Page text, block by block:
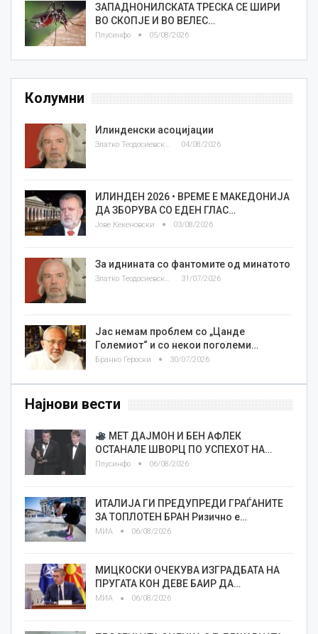
ЗАПАДНОНИЛСКАТА ТРЕСКА СЕ ШИРИ
ВО СКОПЈЕ И ВО ВЕЛЕС…
Плусинфо 05/08/2026
Колумни
Илинденски асоцијации
Златко Теодосиевски 04/08/2026
ИЛИНДЕН 2026 • ВРЕМЕ Е МАКЕДОНИЈА
ДА ЗБОРУВА СО ЕДЕН ГЛАС…
Јове Кекеновски 03/08/2026
За иднината со фантомите од минатото
Златко Теодосиевски 31/07/2026
Јас немам проблем со „Цанде
Големиот“ и со некои поголеми…
Бранко Героски 30/07/2026
Најнови вести
МЕТ ДАЈМОН И БЕН АФЛЕК
ОСТАНАЛЕ ШВОРЦ ПО УСПЕХОТ НА…
Плусинфо 06/08/2026
ИТАЛИЈА ГИ ПРЕДУПРЕДИ ГРАЃАНИТЕ
ЗА ТОПЛОТЕН БРАН Ризично е…
МИА 06/08/2026
МИЦКОСКИ ОЧЕКУВА ИЗГРАДБАТА НА
ПРУГАТА КОН ДЕВЕ БАИР ДА…
МИА 06/08/2026